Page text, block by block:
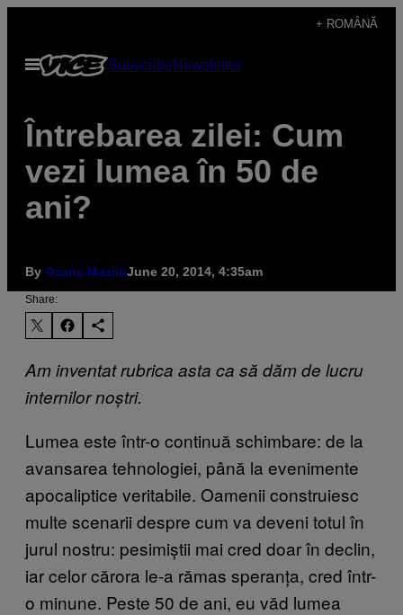
content
+ ROMÂNĂ
Open
Menu
SubscribeNewsletter
Întrebarea zilei: Cum
vezi lumea în 50 de
ani?
By Ozana MaziluJune 20, 2014, 4:35am
Share:
Am inventat rubrica asta ca să dăm de lucru
internilor noștri.
Lumea este într-o continuă schimbare: de la
avansarea tehnologiei, până la evenimente
apocaliptice veritabile. Oamenii construiesc
multe scenarii despre cum va deveni totul în
jurul nostru: pesimiștii mai cred doar în declin,
iar celor cărora le-a rămas speranța, cred într-
o minune. Peste 50 de ani, eu văd lumea